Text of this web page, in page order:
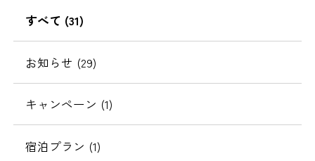
すべて (31)
お知らせ (29)
キャンペーン (1)
宿泊プラン (1)